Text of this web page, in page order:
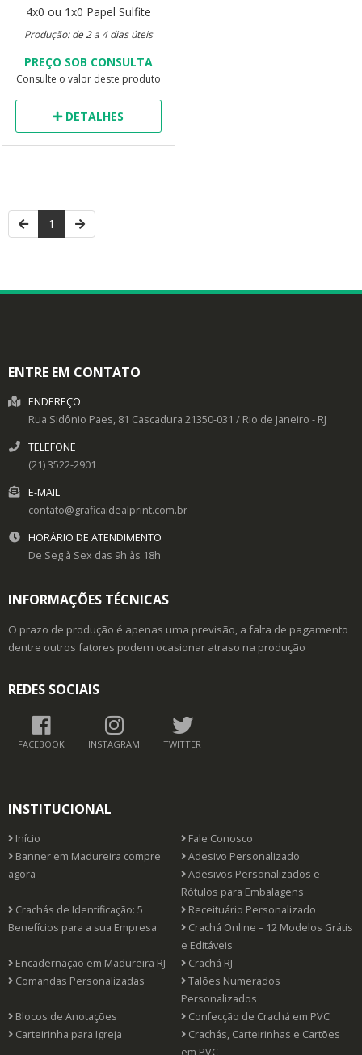
4x0 ou 1x0 Papel Sulfite
Produção: de 2 a 4 dias úteis
PREÇO SOB CONSULTA
Consulte o valor deste produto
DETALHES
1
ENTRE EM CONTATO
ENDEREÇO
Rua Sidônio Paes, 81 Cascadura 21350-031 / Rio de Janeiro - RJ
TELEFONE
(21) 3522-2901
E-MAIL
contato@graficaidealprint.com.br
HORÁRIO DE ATENDIMENTO
De Seg à Sex das 9h às 18h
INFORMAÇÕES TÉCNICAS
O prazo de produção é apenas uma previsão, a falta de pagamento
dentre outros fatores podem ocasionar atraso na produção
REDES SOCIAIS
FACEBOOK INSTAGRAM TWITTER
INSTITUCIONAL
Início
Fale Conosco
Banner em Madureira compre
agora
Adesivo Personalizado
Adesivos Personalizados e
Rótulos para Embalagens
Crachás de Identificação: 5
Benefícios para a sua Empresa
Receituário Personalizado
Crachá Online – 12 Modelos Grátis
e Editáveis
Encadernação em Madureira RJ
Crachá RJ
Comandas Personalizadas
Talões Numerados
Personalizados
Blocos de Anotações
Confecção de Crachá em PVC
Carteirinha para Igreja
Crachás, Carteirinhas e Cartões
em PVC